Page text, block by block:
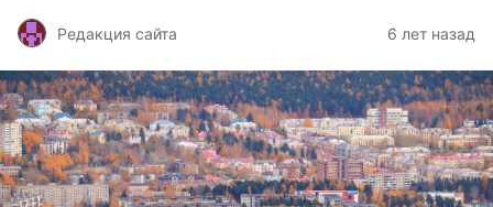
Редакция сайта 6 лет назад